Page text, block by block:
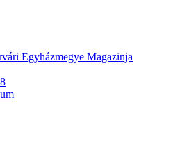
Egyházmegye Magazinja